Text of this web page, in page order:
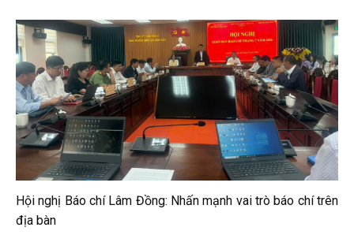
Hội nghị Báo chí Lâm Đồng: Nhấn mạnh vai trò báo chí trên
địa bàn